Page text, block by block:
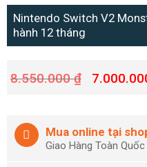
Nintendo Switch V2
hành 12 tháng
8.550.000₫
Mua online tại
Giao Hàng Toàn Quốc